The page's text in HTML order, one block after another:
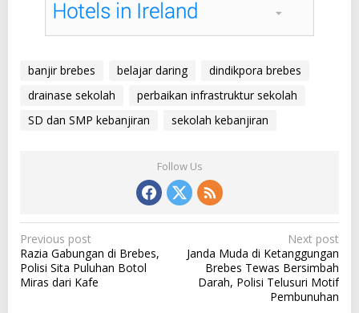
banjir brebes belajar daring
dindikpora brebes
drainase sekolah
perbaikan infrastruktur sekolah
SD dan SMP kebanjiran
sekolah kebanjiran
Follow Us
P
o
s
Previous post
Razia Gabungan di Brebes,
Polisi Sita Puluhan Botol
Miras dari Kafe
Next post
Janda Muda di Ketanggungan
Brebes Tewas Bersimbah
Darah, Polisi Telusuri Motif
Pembunuhan